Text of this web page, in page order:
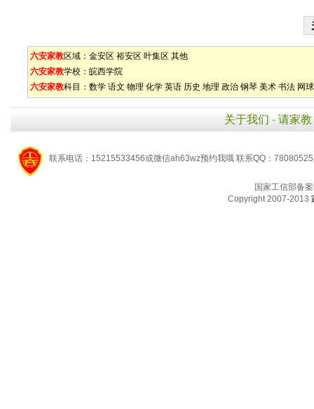
六安家教区域： 金安区 裕安区 叶集区 其他
六安家教学校： 皖西学院
六安家教科目： 数学 语文 物理 化学 英语 历史 地理 政治 钢琴 美术 书法 网球
关于我们 - 请家教
联系电话：15215533456或微信ah63wz预约我哦 联系QQ：
国家工信部备
Copyright 2007-2013